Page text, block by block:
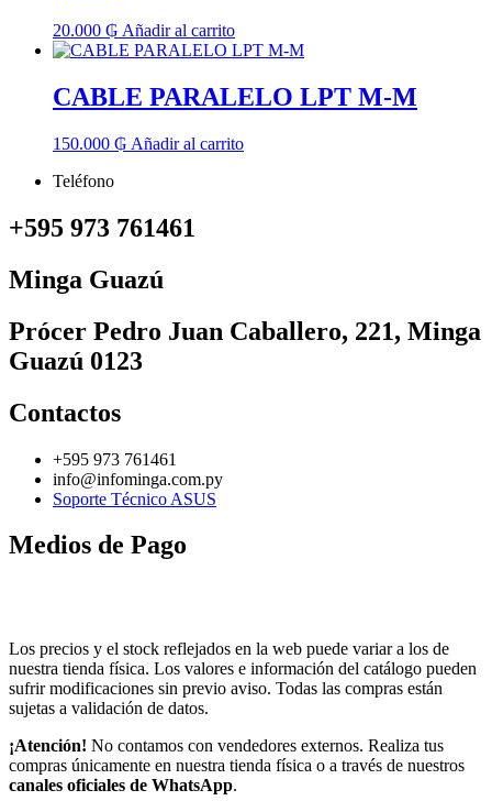
20.000 ₲ Añadir al carrito
CABLE PARALELO LPT M-M
150.000 ₲ Añadir al carrito
Teléfono
+595 973 761461
Minga Guazú
Prócer Pedro Juan Caballero, 221, Minga
Guazú 0123
Contactos
+595 973 761461
info@infominga.com.py
Soporte Técnico ASUS
Medios de Pago
Los precios y el stock reflejados en la web puede variar a los de
nuestra tienda física. Los valores e información del catálogo pueden
sufrir modificaciones sin previo aviso. Todas las compras están
sujetas a validación de datos.
¡Atención! No contamos con vendedores externos. Realiza tus
compras únicamente en nuestra tienda física o a través de nuestros
canales oficiales de WhatsApp.